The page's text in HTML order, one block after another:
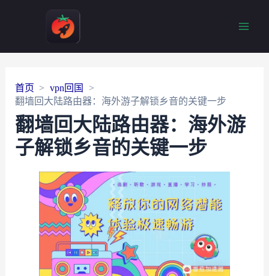
首页
vpn回国
翻墙回大陆路由器：海外游子解锁乡音的关键一步
翻墙回大陆路由器：海外游
子解锁乡音的关键一步